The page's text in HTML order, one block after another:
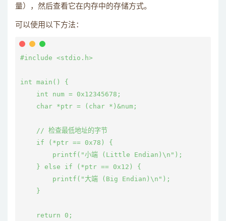
量），然后查看它在内存中的存储方式。
可以使用以下方法：
#include <stdio.h>
int main() {
    int num = 0x12345678;
    char *ptr = (char *)&num;
    // 检查最低地址的字节
    if (*ptr == 0x78) {
        printf("小端 (Little Endian)\n");
    } else if (*ptr == 0x12) {
        printf("大端 (Big Endian)\n");
    }
    return 0;